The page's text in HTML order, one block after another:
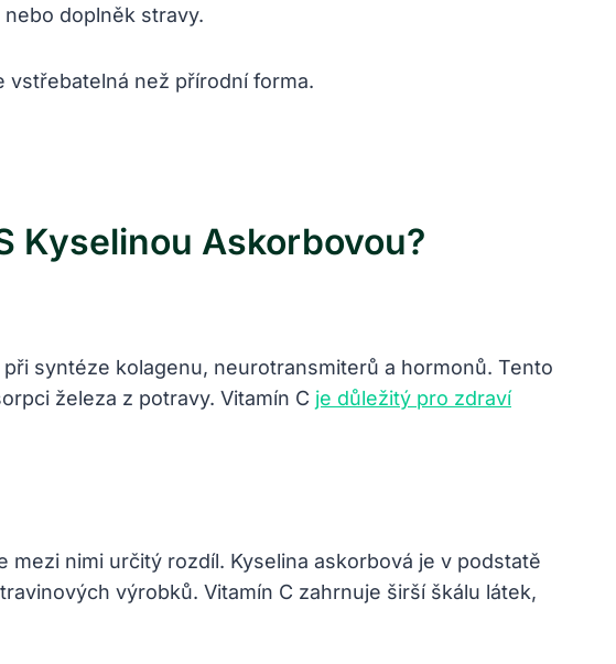
doplněk stravy.
vstřebatelná než přírodní forma.
Kyselinou Askorbovou?
syntéze kolagenu, neurotransmiterů a hormonů. Tento
železa z potravy. Vitamín C je důležitý pro zdraví
nimi určitý rozdíl. Kyselina askorbová je v podstatě
výrobků. Vitamín C zahrnuje širší škálu látek,